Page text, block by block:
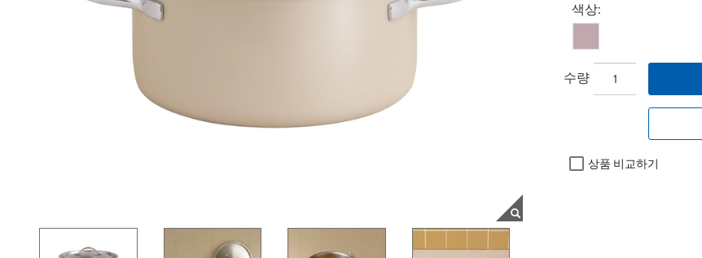
Select product
색상:
수량
상품 비교하기